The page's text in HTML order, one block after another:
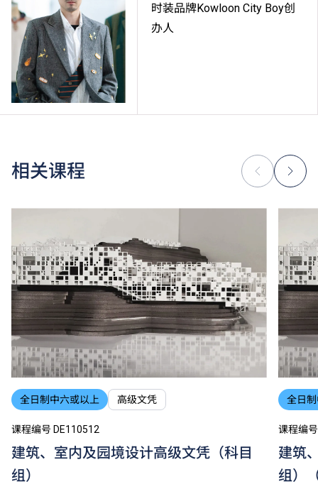
时装品牌Kowloon City Boy创
办人
相关课程
全日制中六或以上 高级文凭
课程编号 DE110512
建筑、室内及园境设计高级文凭（科目
组）
全日
课程编
建筑
组）